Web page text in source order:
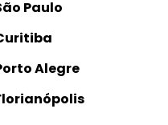
São Paulo
Curitiba
Porto Alegre
Florianópolis